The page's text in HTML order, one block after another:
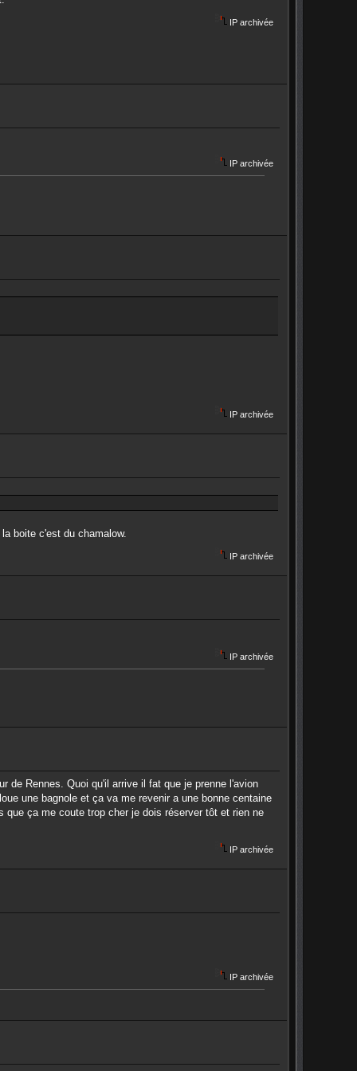
IP archivée
IP archivée
IP archivée
boite c'est du chamalow.
IP archivée
IP archivée
de Rennes. Quoi qu'il arrive il fat que je prenne l'avion
une bagnole et ça va me revenir a une bonne centaine
ça me coute trop cher je dois réserver tôt et rien ne
IP archivée
IP archivée